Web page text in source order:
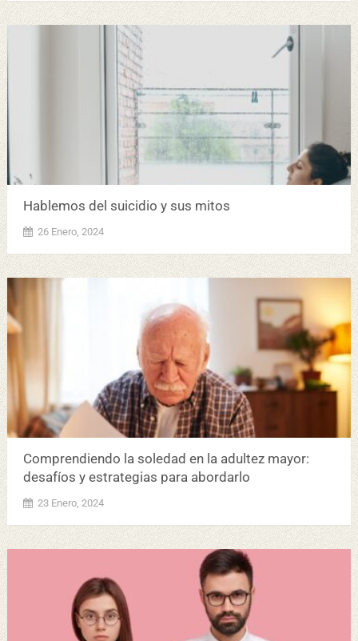
Hablemos del suicidio y sus mitos
26 Enero, 2024
Comprendiendo la soledad en la adultez mayor:
desafíos y estrategias para abordarlo
23 Enero, 2024